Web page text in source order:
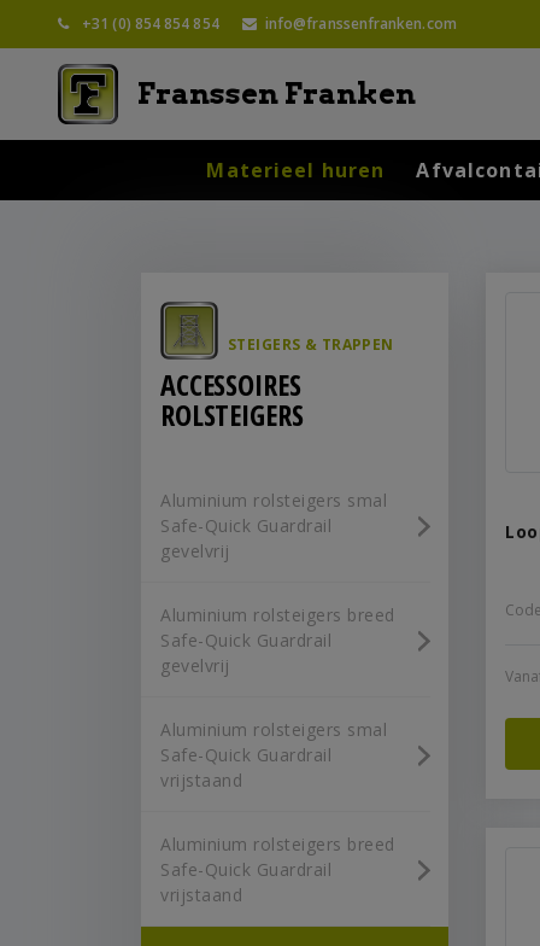
+31 (0) 854 854 854 info@franssenfranken.com
Franssen Franken
Materieel huren
STEIGERS & TRAPPEN
ACCESSOIRES
ROLSTEIGERS
Aluminium rolsteigers smal
Safe-Quick Guardrail
gevelvrij
Aluminium rolsteigers breed
Safe-Quick Guardrail
gevelvrij
Aluminium rolsteigers smal
Safe-Quick Guardrail
vrijstaand
Aluminium rolsteigers breed
Safe-Quick Guardrail
vrijstaand